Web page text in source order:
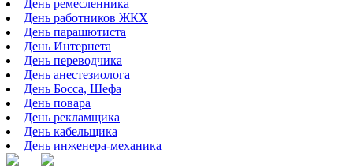
День ремесленника
День работников ЖКХ
День парашютиста
День Интернета
День переводчика
День анестезиолога
День Босса, Шефа
День повара
День рекламщика
День кабельщика
День инженера-механика